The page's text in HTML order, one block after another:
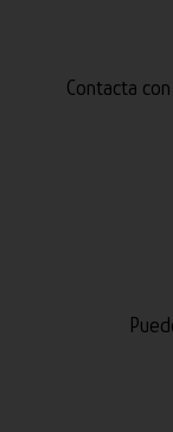
Contacta